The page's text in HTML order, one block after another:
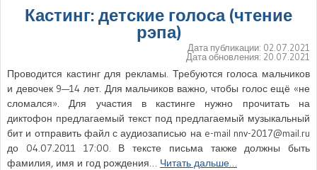
Кастинг: детские голоса (чтение
рэпа)
Дата публикации: 02.07.2021
Дата обновления: 20.07.2021
Проводится кастинг для рекламы. Требуются голоса мальчиков
и девочек 9—14 лет. Для мальчиков важно, чтобы голос ещё «не
сломался». Для участия в кастинге нужно прочитать на
диктофон предлагаемый текст под предлагаемый музыкальный
бит и отправить файл с аудиозаписью на e-mail nnv-2017@mail.ru
до 04.07.2011 17:00. В тексте письма также должны быть
фамилия, имя и год рождения… Читать дальше…